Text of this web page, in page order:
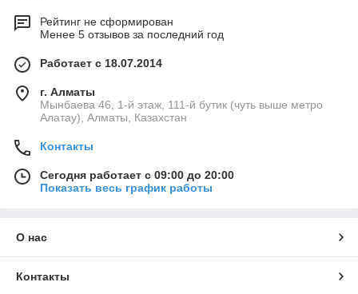
Рейтинг не сформирован
Менее 5 отзывов за последний год
Работает с 18.07.2014
г. Алматы
Мынбаева 46, 1-й этаж, 111-й бутик (чуть выше метро
Алатау), Алматы, Казахстан
Контакты
Сегодня работает с 09:00 до 20:00
Показать весь график работы
О нас
Контакты